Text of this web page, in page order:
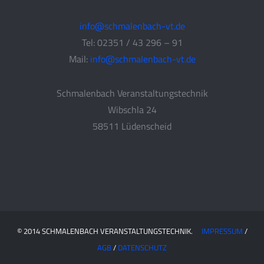
info@schmalenbach-vt.de
Tel: 02351 / 43 296 – 91
Mail: info@schmalenbach-vt.de
Schmalenbach Veranstaltungstechnik
Wibschla 24
58511 Lüdenscheid
© 2014 SCHMALENBACH VERANSTALTUNGSTECHNIK. IMPRESSUM /
AGB/ DATENSCHUTZ